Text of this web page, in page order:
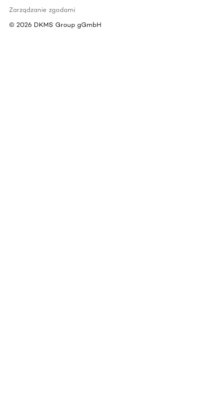
Zarządzanie zgodami
© 2026 DKMS Group gGmbH